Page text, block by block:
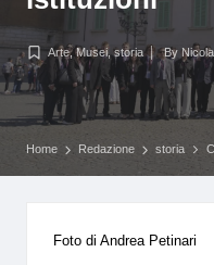
Posted
in
Arte,Musei,storia
Posted
by
By
Home Redazione storia
Foto di Andrea Petinari